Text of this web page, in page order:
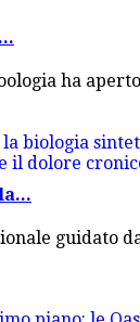
ha
guidato